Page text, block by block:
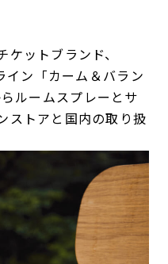
ットブランド、
ン「カーム＆バラン
ルームスプレーとサ
ストアと国内の取り扱